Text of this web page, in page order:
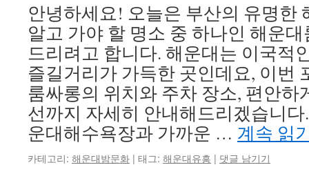
안녕하세요! 오늘은 부산의 유명한
알고 가야 할 명소 중 하나인 해운
드리려고 합니다. 해운대는 이국적
즐길거리가 가득한 곳인데요, 이번
룸싸롱의 위치와 주차 장소, 편안하
선까지 자세히 안내해드리겠습니
운대해수욕장과 가까운 … 계속 읽
카테고리: 해운대밤문화 | 태그: 해운대유흥 | 댓글 남기기